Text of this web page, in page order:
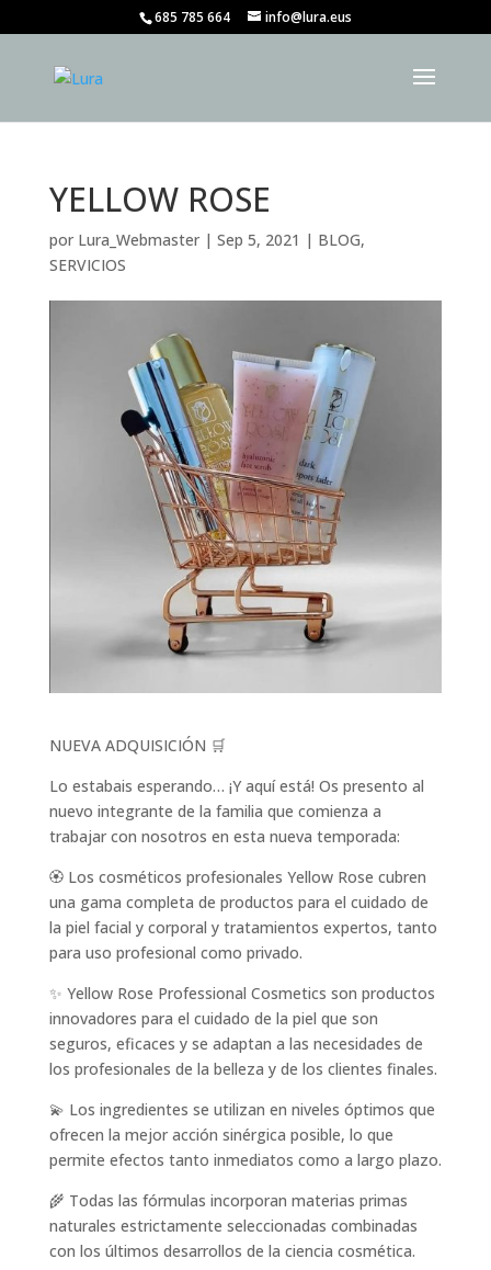
685 785 664 info@lura.eus
YELLOW ROSE
por Lura_Webmaster| Sep 5, 2021 | BLOG,
SERVICIOS
NUEVA ADQUISICIÓN 🛒
Lo estabais esperando… ¡Y aquí está! Os presento al
nuevo integrante de la familia que comienza a
trabajar con nosotros en esta nueva temporada:
🏵️ Los cosméticos profesionales Yellow Rose cubren
una gama completa de productos para el cuidado de
la piel facial y corporal y tratamientos expertos, tanto
para uso profesional como privado.
✨ Yellow Rose Professional Cosmetics son productos
innovadores para el cuidado de la piel que son
seguros, eficaces y se adaptan a las necesidades de
los profesionales de la belleza y de los clientes finales.
💫 Los ingredientes se utilizan en niveles óptimos que
ofrecen la mejor acción sinérgica posible, lo que
permite efectos tanto inmediatos como a largo plazo.
🌾 Todas las fórmulas incorporan materias primas
naturales estrictamente seleccionadas combinadas
con los últimos desarrollos de la ciencia cosmética.